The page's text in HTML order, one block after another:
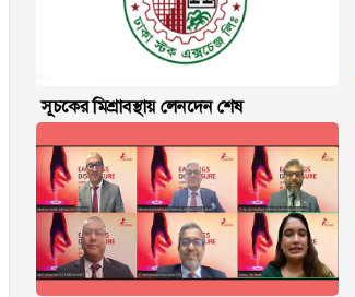
সূচকের মিশ্রাবস্থায় লেনদেন শেষ